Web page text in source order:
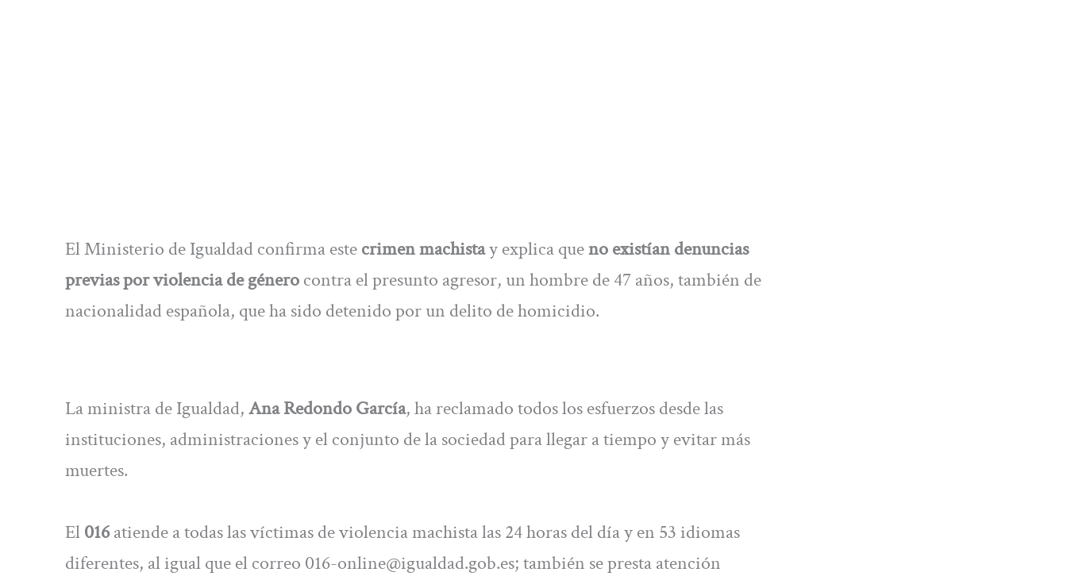
El Ministerio de Igualdad confirma estecrimen machistay explica queno existían denuncias
previas por violencia de génerocontra el presunto agresor, un hombre de 47 años, también de
nacionalidad española, que ha sido detenido por un delito de homicidio.
La ministra de Igualdad,Ana Redondo García, ha reclamado todos los esfuerzos desde las
instituciones, administraciones y el conjunto de la sociedad para llegar a tiempo y evitar más
muertes.
El016atiende a todas las víctimas de violencia machista las 24 horas del día y en 53 idiomas
diferentes, al igual que el correo 016-online@igualdad.gob.es; también se presta atención